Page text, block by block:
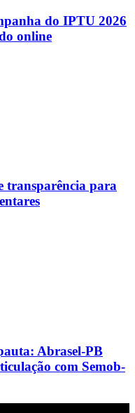
do IPTU 2026
online
transparência para
Abrasel-PB
com Semob-